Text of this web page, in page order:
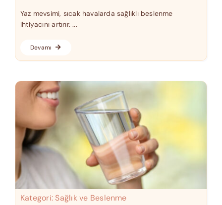
Yaz mevsimi, sıcak havalarda sağlıklı beslenme
ihtiyacını artırır. ...
Devamı
Kategori: Sağlık ve Beslenme